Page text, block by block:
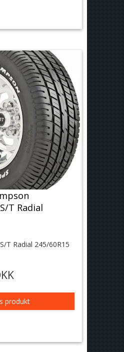
T Radial
T Radial 245/60R15
produkt